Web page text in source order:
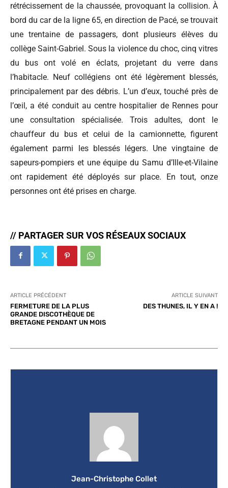
rétrécissement de la chaussée, provoquant la collision. À
bord du car de la ligne 65, en direction de Pacé, se trouvait
une trentaine de passagers, dont plusieurs élèves du
collège Saint-Gabriel. Sous la violence du choc, cinq vitres
du bus ont volé en éclats, projetant du verre dans
l’habitacle. Neuf collégiens ont été légèrement blessés,
principalement par des débris. L’un d’eux, touché près de
l’œil, a été conduit au centre hospitalier de Rennes pour
une consultation spécialisée. Trois adultes, dont le
chauffeur du bus et celui de la camionnette, figurent
également parmi les blessés légers. Une vingtaine de
sapeurs-pompiers et une équipe du Samu d’Ille-et-Vilaine
ont rapidement été déployés sur place. En tout, onze
personnes ont été prises en charge.
// PARTAGER SUR VOS RÉSEAUX SOCIAUX
ARTICLE PRÉCÉDENT
FERMETURE DE LA PLUS
GRANDE DISCOTHÈQUE DE
BRETAGNE PENDANT UN MOIS
ARTICLE SUIVANT
DES THUNES, IL Y EN A !
Jean-Christophe Collet